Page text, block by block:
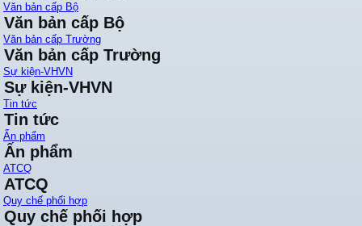
Văn bản cấp Bộ
Văn bản cấp Bộ
Văn bản cấp Trường
Văn bản cấp Trường
Sự kiện-VHVN
Sự kiện-VHVN
Tin tức
Tin tức
Ấn phẩm
Ấn phẩm
ATCQ
ATCQ
Quy chế phối hợp
Quy chế phối hợp